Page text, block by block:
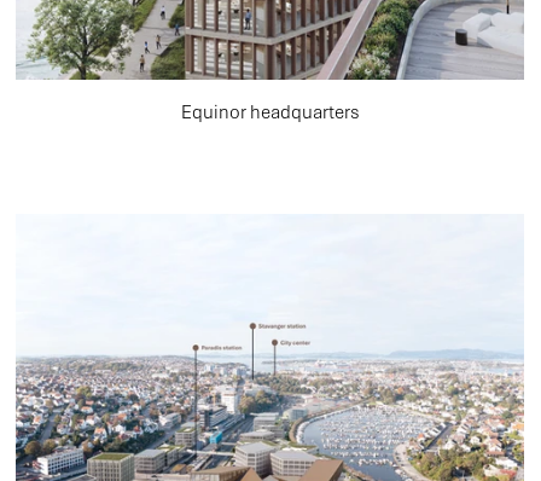
Equinor headquarters